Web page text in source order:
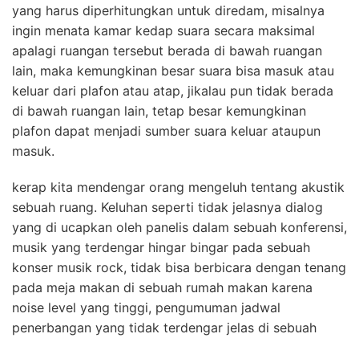
yang harus diperhitungkan untuk diredam, misalnya
ingin menata kamar kedap suara secara maksimal
apalagi ruangan tersebut berada di bawah ruangan
lain, maka kemungkinan besar suara bisa masuk atau
keluar dari plafon atau atap, jikalau pun tidak berada
di bawah ruangan lain, tetap besar kemungkinan
plafon dapat menjadi sumber suara keluar ataupun
masuk.
kerap kita mendengar orang mengeluh tentang akustik
sebuah ruang. Keluhan seperti tidak jelasnya dialog
yang di ucapkan oleh panelis dalam sebuah konferensi,
musik yang terdengar hingar bingar pada sebuah
konser musik rock, tidak bisa berbicara dengan tenang
pada meja makan di sebuah rumah makan karena
noise level yang tinggi, pengumuman jadwal
penerbangan yang tidak terdengar jelas di sebuah